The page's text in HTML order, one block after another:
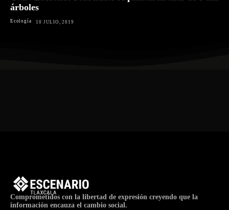
árboles
Ecología 10 JULIO, 2019
Comprometidos con la libertad de expresión creyendo que la
información encauza el cambio social.